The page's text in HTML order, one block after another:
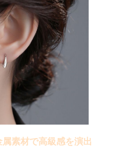
素材で高級感を演出